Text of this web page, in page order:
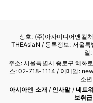
상호: (주)아자미디어앤컬
THEAsiaN / 등록정보: 서울
일
주소: 서울특별시 종로구 혜
스: 02-718-1114 / 이메일:
소
아시아엔 소개 / 인사말/ 네트
보취